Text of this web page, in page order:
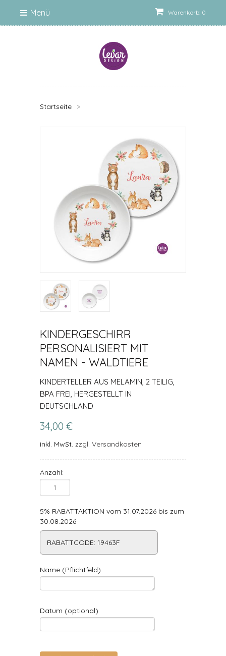
Warenkorb: 0
Menü
Startseite >
KINDERGESCHIRR
PERSONALISIERT MIT
NAMEN - WALDTIERE
KINDERTELLER AUS MELAMIN, 2 TEILIG,
BPA FREI, HERGESTELLT IN
DEUTSCHLAND
34,00 €
inkl. MwSt. zzgl. Versandkosten
Anzahl:
5% RABATTAKTION vom 31.07.2026 bis zum
30.08.2026
RABATTCODE: 19463F
Name (Pflichtfeld)
Datum (optional)